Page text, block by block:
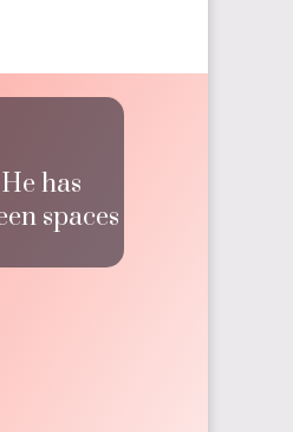
has
spaces